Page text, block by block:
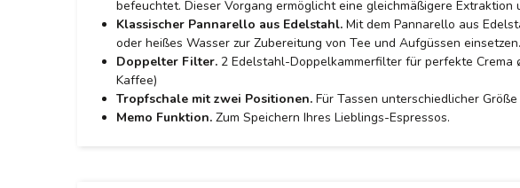
befeuchtet. Dieser Vorgang ermöglicht eine gleichmäßigere
Klassischer Pannarello aus Edelstahl. Mit dem Pannarello aus
oder heißes Wasser zur Zubereitung von Tee und Aufgüssen einsetzen.
Doppelter Filter. 2 Edelstahl-Doppelkammerfilter für perfekte Crema
Kaffee)
Tropfschale mit zwei Positionen. Für Tassen unterschiedlicher
Memo Funktion. Zum Speichern Ihres Lieblings-Espressos.